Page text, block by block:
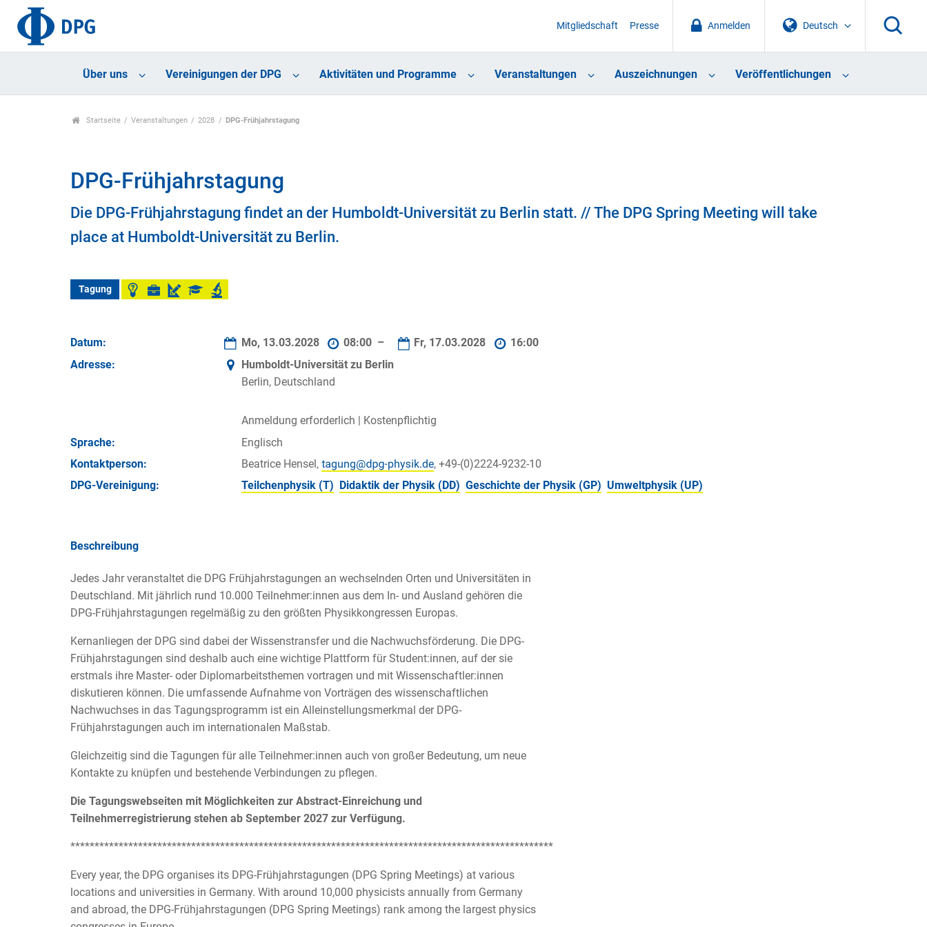
Deutsch
Anmelden
Mitgliedschaft Presse
Über uns Vereinigungen der DPG Aktivitäten und Programme Veranstaltungen Auszeichnungen Veröffentlichungen
Startseite Veranstaltungen 2028 DPG-Frühjahrstagung
DPG-Frühjahrstagung
Die DPG-Frühjahrstagung findet an der Humboldt-Universität zu Berlin statt. // The DPG Spring Meeting will take
place at Humboldt-Universität zu Berlin.
Tagung
Datum: Mo, 13.03.2028 08:00 – Fr, 17.03.2028
16:00
Adresse:
Humboldt-Universität zu Berlin
Berlin, Deutschland
Anmeldung erforderlich | Kostenpflichtig
Sprache:
Englisch
Kontakt­person:
Beatrice Hensel,
, +49-(0)2224-9232-10
DPG-Vereinigung:
Teilchenphysik (T) Didaktik der Physik (DD) Geschichte der Physik (GP) Umweltphysik (UP)
Beschreibung
Jedes Jahr veranstaltet die DPG Frühjahrstagungen an wechselnden Orten und Universitäten in
Deutschland. Mit jährlich rund 10.000 Teilnehmer:innen aus dem In- und Ausland gehören die
DPG-Frühjahrstagungen regelmäßig zu den größten Physikkongressen Europas.
Kernanliegen der DPG sind dabei der Wissenstransfer und die Nachwuchsförderung. Die DPG-
Frühjahrstagungen sind deshalb auch eine wichtige Plattform für Student:innen, auf der sie
erstmals ihre Master- oder Diplomarbeitsthemen vortragen und mit Wissenschaftler:innen
diskutieren können. Die umfassende Aufnahme von Vorträgen des wissenschaftlichen
Nachwuchses in das Tagungsprogramm ist ein Alleinstellungsmerkmal der DPG-
Frühjahrstagungen auch im internationalen Maßstab.
Gleichzeitig sind die Tagungen für alle Teilnehmer:innen auch von großer Bedeutung, um neue
Kontakte zu knüpfen und bestehende Verbindungen zu pflegen.
Die Tagungswebseiten mit Möglichkeiten zur Abstract-Einreichung und
Teilnehmerregistrierung stehen ab September 2027 zur Verfügung.
****************************************************************************************************
Every year, the DPG organises its DPG-Frühjahrstagungen (DPG Spring Meetings) at various
locations and universities in Germany. With around 10,000 physicists annually from Germany
and abroad, the DPG-Frühjahrstagungen (DPG Spring Meetings) rank among the largest physics